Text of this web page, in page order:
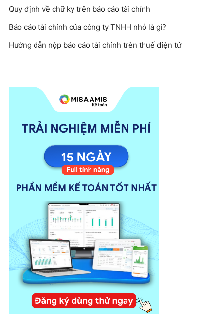
Quy định về chữ ký trên báo cáo tài chính
Báo cáo tài chính của công ty TNHH nhỏ là gì?
Hướng dẫn nộp báo cáo tài chính trên thuế điện tử